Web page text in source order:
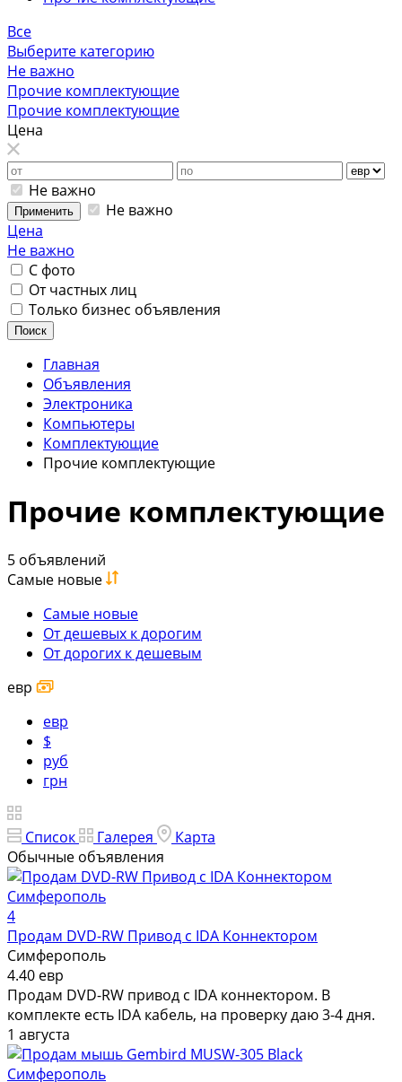
Все
Выберите категорию
Не важно
Прочие комплектующие
Прочие комплектующие
Цена
Не важно
Применить
Не важно
Цена
Не важно
С фото
От частных лиц
Только бизнес объявления
Поиск
Главная
Объявления
Электроника
Компьютеры
Комплектующие
Прочие комплектующие
Прочие комплектующие
5 объявлений
Самые новые
Самые новые
От дешевых к дорогим
От дорогих к дешевым
евр
евр
$
руб
грн
Список Галерея
Карта
Обычные объявления
4
Продам DVD-RW Привод с IDA Коннектором
Симферополь
4.40 евр
Продам DVD-RW привод с IDA коннектором. В
комплекте есть IDA кабель, на проверку даю 3-4 дня.
1 августа